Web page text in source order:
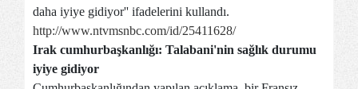
daha iyiye gidiyor'' ifadelerini kullandı.
http://www.ntvmsnbc.com/id/25411628/
Irak cumhurbaşkanlığı: Talabani'nin sağlık durumu
iyiye gidiyor